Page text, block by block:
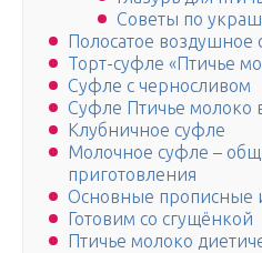
Советы по
Полосатое воздушное
Торт-суфле «Птичье
Суфле с черносливом
Суфле Птичье молоко
Клубничное суфле
Молочное суфле –
приготовления
Основные прописные
Готовим со сгущёнкой
Птичье молоко